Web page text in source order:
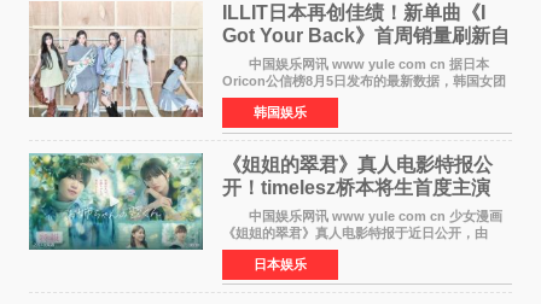
ILLIT日本再创佳绩！新单曲《I
Got Your Back》首周销量刷新自
身纪录
中国娱乐网讯 www yule com cn 据日本
Oricon公信榜8月5日发布的最新数据，韩国女团
ILLIT在日本发行的第二张单曲《I Got Your
Back》首周销量达到71,009张，成功跻身最新一
期周单曲排行
韩国娱乐
《姐姐的翠君》真人电影特报公
开！timelesz桥本将生首度主演
12月4日上映
中国娱乐网讯 www yule com cn 少女漫画
《姐姐的翠君》真人电影特报于近日公开，由
timelesz成员桥本将生担任主演，这也是他首次
担任电影主演，引发高度关注。 女高中生咲
苗翠（中岛瑠菜
日本娱乐